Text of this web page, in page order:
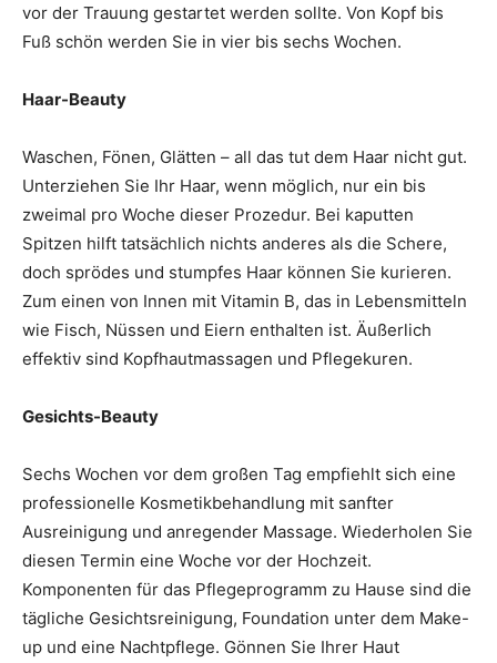
vor der Trauung gestartet werden sollte. Von Kopf bis
Fuß schön werden Sie in vier bis sechs Wochen.
Haar-Beauty
Waschen, Fönen, Glätten – all das tut dem Haar nicht gut.
Unterziehen Sie Ihr Haar, wenn möglich, nur ein bis
zweimal pro Woche dieser Prozedur. Bei kaputten
Spitzen hilft tatsächlich nichts anderes als die Schere,
doch sprödes und stumpfes Haar können Sie kurieren.
Zum einen von Innen mit Vitamin B, das in Lebensmitteln
wie Fisch, Nüssen und Eiern enthalten ist. Äußerlich
effektiv sind Kopfhautmassagen und Pflegekuren.
Gesichts-Beauty
Sechs Wochen vor dem großen Tag empfiehlt sich eine
professionelle Kosmetikbehandlung mit sanfter
Ausreinigung und anregender Massage. Wiederholen Sie
diesen Termin eine Woche vor der Hochzeit.
Komponenten für das Pflege­programm zu Hause sind die
tägliche Gesichtsreinigung, Foundation unter dem Make-
up und eine Nachtpflege. Gönnen Sie Ihrer Haut